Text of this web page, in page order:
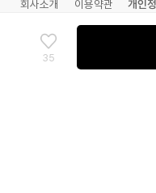
35
회사소개 이용약관
개인
채무지급보증안내
고정형